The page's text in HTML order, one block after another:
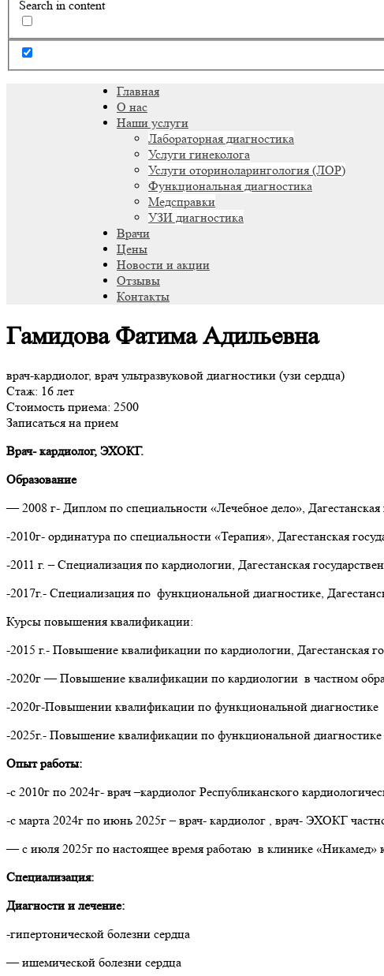
Search in content
Главная
О нас
Наши услуги
Лабораторная диагностика
Услуги гинеколога
Услуги оториноларингология (ЛОР)
Функциональная диагностика
Медсправки
УЗИ диагностика
Врачи
Цены
Новости и акции
Отзывы
Контакты
Гамидова Фатима Адильевна
врач-кардиолог, врач ультразвуковой диагностики (узи сердца)
Стаж: 16 лет
Стоимость приема: 2500
Записаться на прием
Врач- кардиолог, ЭХОКГ.
Образование
— 2008 г- Диплом по специальности «Лечебное дело», Дагестанская
-2010г- ординатура по специальности «Терапия», Дагестанская
-2011 г. – Специализация по кардиологии, Дагестанская
-2017г.- Специализация по функциональной диагностике,
Курсы повышения квалификации:
-2015 г.- Повышение квалификации по кардиологии, Дагестанская
-2020г — Повышение квалификации по кардиологии в частном
-2020г-Повышении квалификации по функциональной диагностике
-2025г.- Повышение квалификации по функциональной
Опыт работы:
-с 2010г по 2024г- врач –кардиолог Республиканского
-с марта 2024г по июнь 2025г – врач- кардиолог , врач- ЭХОКГ
— с июля 2025г по настоящее время работаю в клинике
Специализация:
Диагности и лечение:
-гипертонической болезни сердца
— ишемической болезни сердца